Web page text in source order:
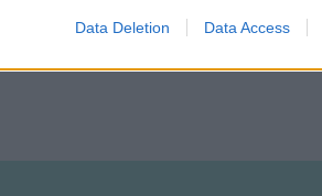
Data Deletion Data Access